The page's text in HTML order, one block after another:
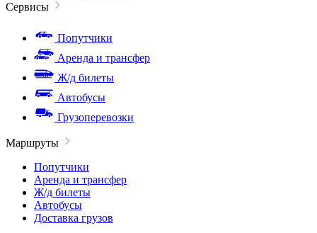
Сервисы
Попутчики
Аренда и трансфер
Ж/д билеты
Автобусы
Грузоперевозки
Маршруты
Попутчики
Аренда и трансфер
Ж/д билеты
Автобусы
Доставка грузов